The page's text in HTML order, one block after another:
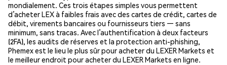
mondialement. Ces trois étapes simples vous permettent
d’acheter LEX à faibles frais avec des cartes de crédit, cartes de
débit, virements bancaires ou fournisseurs tiers — sans
minimum, sans tracas. Avec l’authentification à deux facteurs
(2FA), les audits de réserves et la protection anti-phishing,
Phemex est le lieu le plus sûr pour acheter du LEXER Markets et
le meilleur endroit pour acheter du LEXER Markets en ligne.